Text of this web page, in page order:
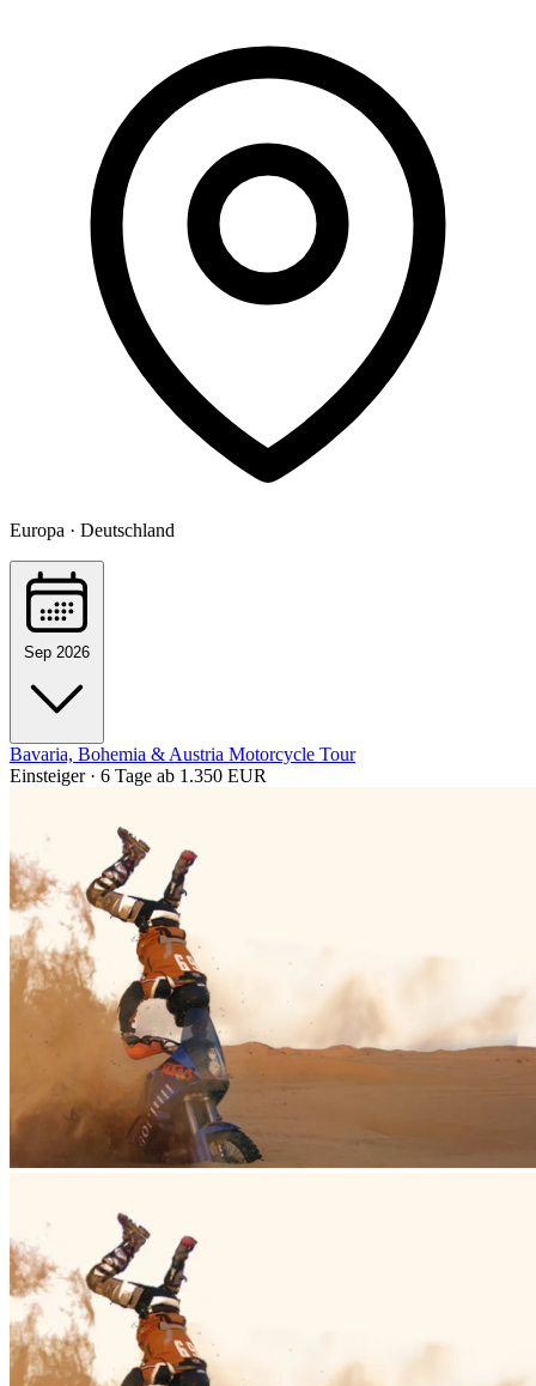
Europa · Deutschland
Sep 2026
Bavaria, Bohemia & Austria Motorcycle Tour
Einsteiger · 6 Tage ab 1.350 EUR